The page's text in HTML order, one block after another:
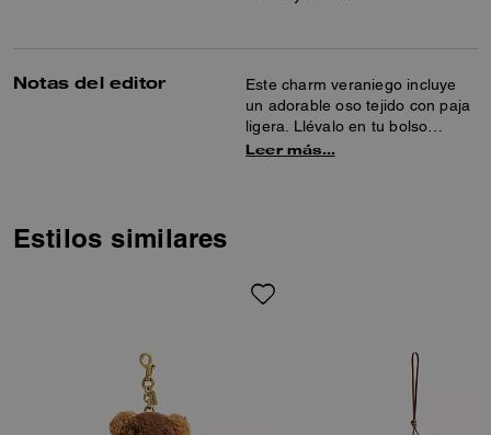
Notas del editor
Este charm veraniego incluye
un adorable oso tejido con paja
ligera. Llévalo en tu bolso
favorito para darle un toque
Leer más…
Estilos similares